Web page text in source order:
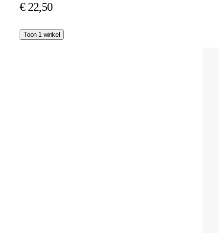
€ 22,50
Toon 1 winkel